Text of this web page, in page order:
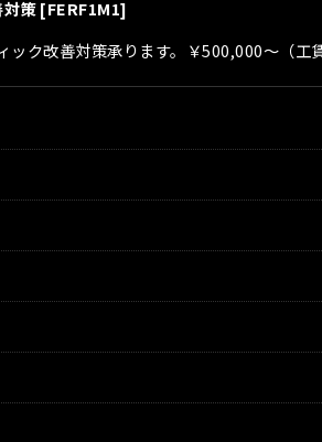
策 [FERF1M1]
ク改善対策承ります。￥500,000〜（